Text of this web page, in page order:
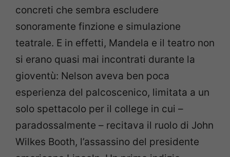
concreti che sembra escludere
sonoramente finzione e simulazione
teatrale. E in effetti, Mandela e il teatro non
si erano quasi mai incontrati durante la
gioventù: Nelson aveva ben poca
esperienza del palcoscenico, limitata a un
solo spettacolo per il college in cui –
paradossalmente – recitava il ruolo di John
Wilkes Booth, l’assassino del presidente